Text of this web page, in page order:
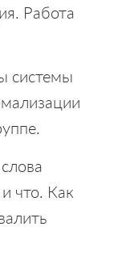
Работа
системы
что. Как